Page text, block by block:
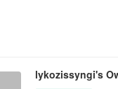
lykozissyngi's